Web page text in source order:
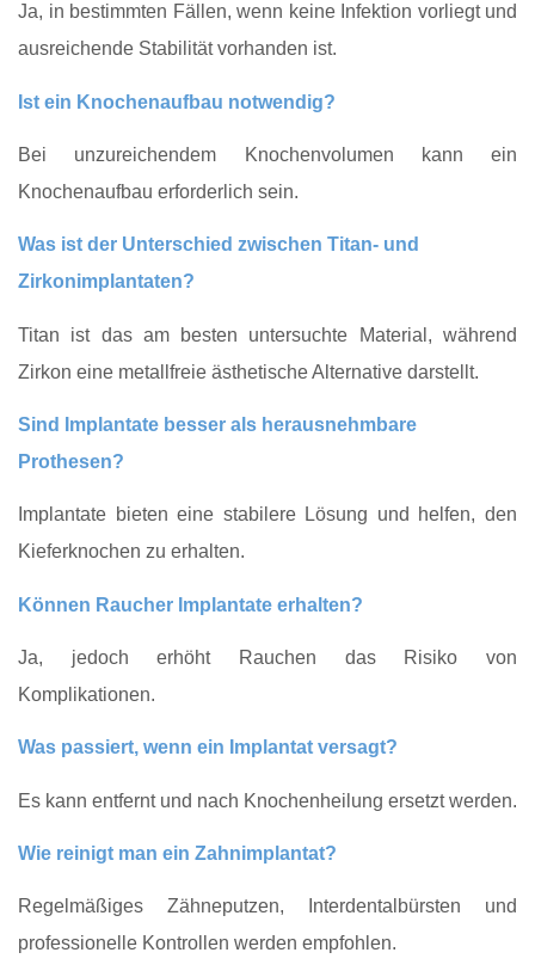
Ja, in bestimmten Fällen, wenn keine Infektion vorliegt und
ausreichende Stabilität vorhanden ist.
Ist ein Knochenaufbau notwendig?
Bei unzureichendem Knochenvolumen kann ein
Knochenaufbau erforderlich sein.
Was ist der Unterschied zwischen Titan- und
Zirkonimplantaten?
Titan ist das am besten untersuchte Material, während
Zirkon eine metallfreie ästhetische Alternative darstellt.
Sind Implantate besser als herausnehmbare
Prothesen?
Implantate bieten eine stabilere Lösung und helfen, den
Kieferknochen zu erhalten.
Können Raucher Implantate erhalten?
Ja, jedoch erhöht Rauchen das Risiko von
Komplikationen.
Was passiert, wenn ein Implantat versagt?
Es kann entfernt und nach Knochenheilung ersetzt werden.
Wie reinigt man ein Zahnimplantat?
Regelmäßiges Zähneputzen, Interdentalbürsten und
professionelle Kontrollen werden empfohlen.